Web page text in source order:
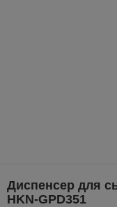
Диспенсер для
HKN-GPD351